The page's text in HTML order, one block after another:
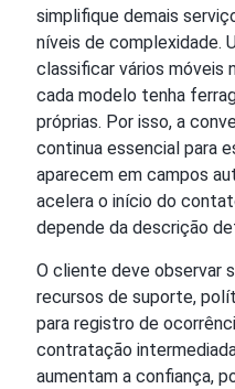
simplifique demais
níveis de complexidade.
classificar vários móveis
cada modelo tenha
próprias. Por isso, a
continua essencial para
aparecem em campos
acelera o início do
depende da descrição
O cliente deve observar
recursos de suporte,
para registro de
contratação
aumentam a confiança,